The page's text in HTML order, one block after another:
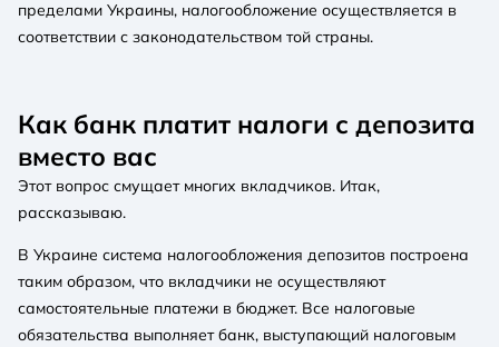
пределами Украины, налогообложение осуществляется в
соответствии с законодательством той страны.
Как банк платит налоги с депозита
вместо вас
Этот вопрос смущает многих вкладчиков. Итак,
рассказываю.
В Украине система налогообложения депозитов построена
таким образом, что вкладчики не осуществляют
самостоятельные платежи в бюджет. Все налоговые
обязательства выполняет банк, выступающий налоговым